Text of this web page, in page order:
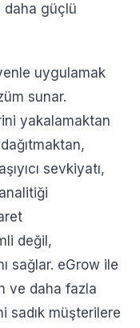
daha güçlü
uygulamak
sunar.
yakalamaktan
sevkiyatı,
değil,
sağlar. eGrow ile
ve daha fazla
sadık müşterilere